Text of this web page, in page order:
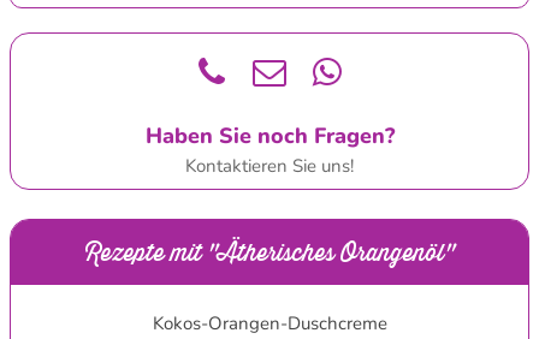
Haben Sie noch Fragen?
Kontaktieren Sie uns!
Rezepte mit "Ätherisches Orangenöl"
Kokos-Orangen-Duschcreme